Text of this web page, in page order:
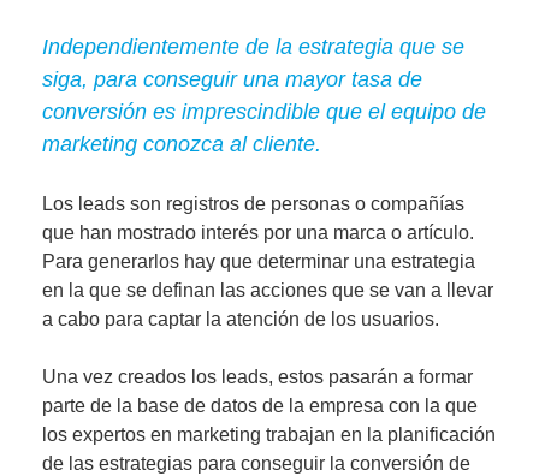
Independientemente de la estrategia que se
siga, para conseguir una mayor tasa de
conversión es imprescindible que el equipo de
marketing conozca al cliente.
Los leads son registros de personas o compañías
que han mostrado interés por una marca o artículo.
Para generarlos hay que determinar una estrategia
en la que se definan las acciones que se van a llevar
a cabo para captar la atención de los usuarios.
Una vez creados los leads, estos pasarán a formar
parte de la base de datos de la empresa con la que
los expertos en marketing trabajan en la planificación
de las estrategias para conseguir la conversión de